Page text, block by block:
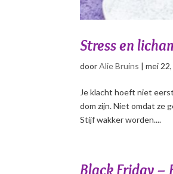
Stress en
doorAlie Bruins |mei
Je klacht hoeft niet
dom zijn. Niet omdat ze
Stijf wakker worden....
Black Friday –